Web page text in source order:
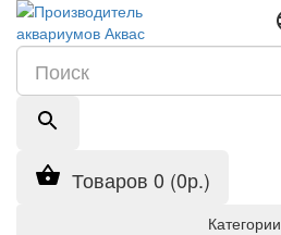
Товаров 0 (0р.)
Категории